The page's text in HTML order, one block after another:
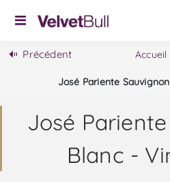
Précédent Accueil
José Pariente
José
Blanc -